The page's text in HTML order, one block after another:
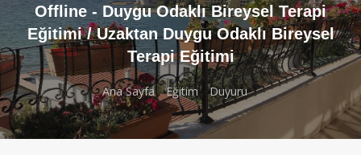
Offline - Duygu Odaklı Bireysel Terapi
Eğitimi / Uzaktan Duygu Odaklı Bireysel
Terapi Eğitimi
Ana Sayfa Eğitim Duyuru